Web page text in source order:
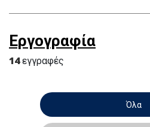
Εργογραφία
14εγγραφές
Όλα